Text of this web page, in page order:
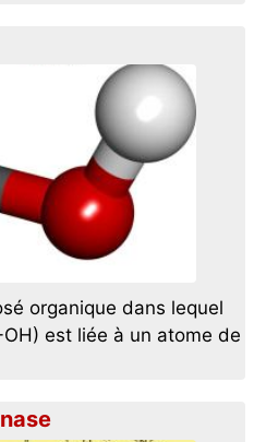
organique dans lequel
est liée à un atome de